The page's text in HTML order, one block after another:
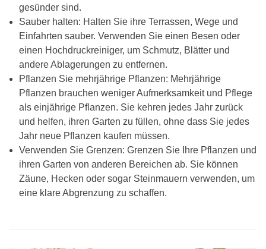
gesünder sind.
Sauber halten: Halten Sie ihre Terrassen, Wege und
Einfahrten sauber. Verwenden Sie einen Besen oder
einen Hochdruckreiniger, um Schmutz, Blätter und
andere Ablagerungen zu entfernen.
Pflanzen Sie mehrjährige Pflanzen: Mehrjährige
Pflanzen brauchen weniger Aufmerksamkeit und Pflege
als einjährige Pflanzen. Sie kehren jedes Jahr zurück
und helfen, ihren Garten zu füllen, ohne dass Sie jedes
Jahr neue Pflanzen kaufen müssen.
Verwenden Sie Grenzen: Grenzen Sie Ihre Pflanzen und
ihren Garten von anderen Bereichen ab. Sie können
Zäune, Hecken oder sogar Steinmauern verwenden, um
eine klare Abgrenzung zu schaffen.